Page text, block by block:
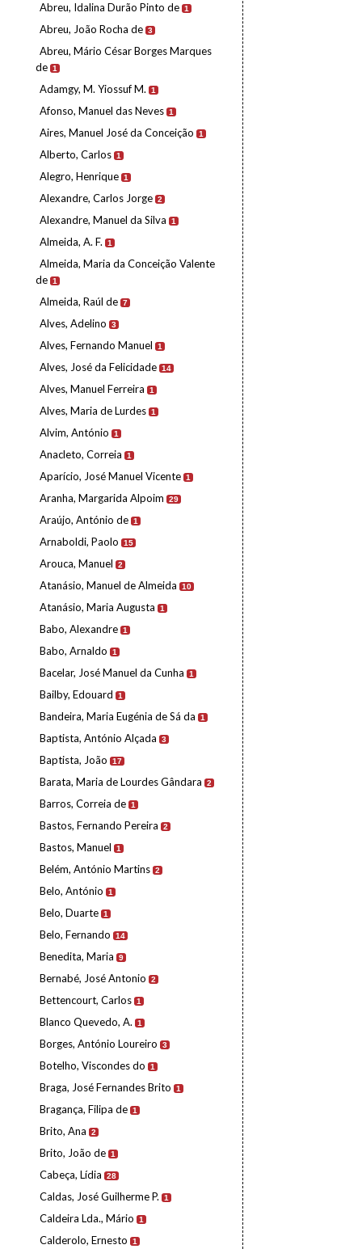
Abreu, Idalina Durão Pinto de 1
Abreu, João Rocha de 3
Abreu, Mário César Borges Marques
de 1
Adamgy, M. Yiossuf M. 1
Afonso, Manuel das Neves 1
Aires, Manuel José da Conceição 1
Alberto, Carlos 1
Alegro, Henrique 1
Alexandre, Carlos Jorge 2
Alexandre, Manuel da Silva 1
Almeida, A. F. 1
Almeida, Maria da Conceição Valente
de 1
Almeida, Raúl de 7
Alves, Adelino 3
Alves, Fernando Manuel 1
Alves, José da Felicidade 14
Alves, Manuel Ferreira 1
Alves, Maria de Lurdes 1
Alvim, António 1
Anacleto, Correia 1
Aparício, José Manuel Vicente 1
Aranha, Margarida Alpoim 29
Araújo, António de 1
Arnaboldi, Paolo 15
Arouca, Manuel 2
Atanásio, Manuel de Almeida 10
Atanásio, Maria Augusta 1
Babo, Alexandre 1
Babo, Arnaldo 1
Bacelar, José Manuel da Cunha 1
Bailby, Edouard 1
Bandeira, Maria Eugénia de Sá da 1
Baptista, António Alçada 3
Baptista, João 17
Barata, Maria de Lourdes Gândara 2
Barros, Correia de 1
Bastos, Fernando Pereira 2
Bastos, Manuel 1
Belém, António Martins 2
Belo, António 1
Belo, Duarte 1
Belo, Fernando 14
Benedita, Maria 9
Bernabé, José Antonio 2
Bettencourt, Carlos 1
Blanco Quevedo, A. 1
Borges, António Loureiro 3
Botelho, Viscondes do 1
Braga, José Fernandes Brito 1
Bragança, Filipa de 1
Brito, Ana 2
Brito, João de 1
Cabeça, Lídia 28
Caldas, José Guilherme P. 1
Caldeira Lda., Mário 1
Calderolo, Ernesto 1